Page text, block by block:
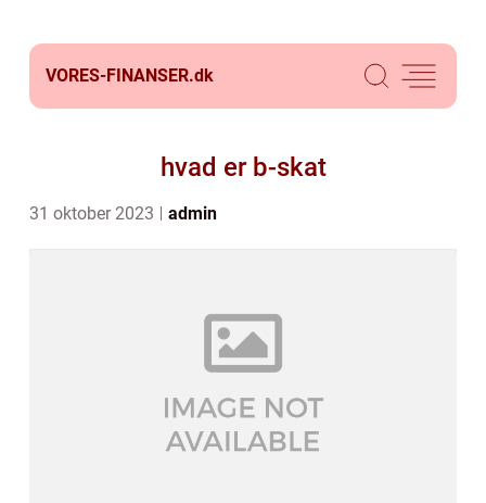
VORES-FINANSER.dk
hvad er b-skat
31 oktober 2023 admin